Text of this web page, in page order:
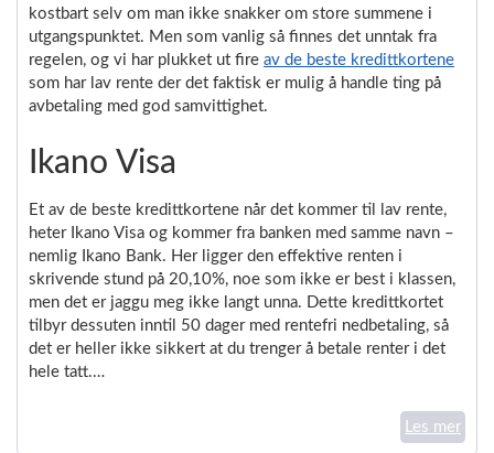
kostbart selv om man ikke snakker om store summene i
utgangspunktet. Men som vanlig så finnes det unntak fra
regelen, og vi har plukket ut fire av de beste kredittkortene
som har lav rente der det faktisk er mulig å handle ting på
avbetaling med god samvittighet.
Ikano Visa
Et av de beste kredittkortene når det kommer til lav rente,
heter Ikano Visa og kommer fra banken med samme navn –
nemlig Ikano Bank. Her ligger den effektive renten i
skrivende stund på 20,10%, noe som ikke er best i klassen,
men det er jaggu meg ikke langt unna. Dette kredittkortet
tilbyr dessuten inntil 50 dager med rentefri nedbetaling, så
det er heller ikke sikkert at du trenger å betale renter i det
hele tatt.…
Les mer